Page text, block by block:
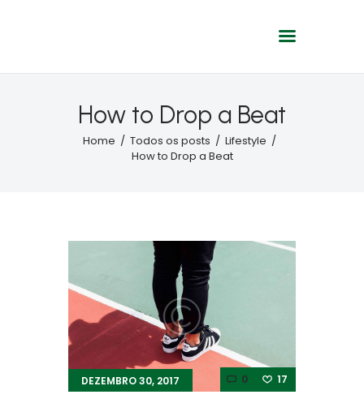
How to Drop a Beat
Home Todos os posts
Lifestyle
How to Drop a Beat
Programação
DEZEMBRO 30, 2017 0 17